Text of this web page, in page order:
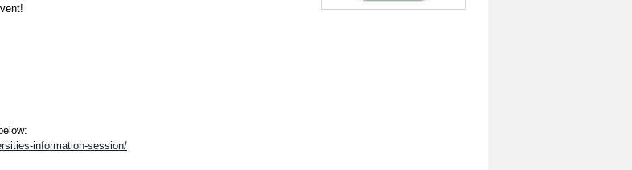
information-session/